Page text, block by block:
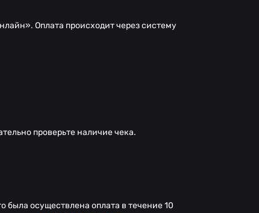
Оплата происходит через систему
проверьте наличие чека.
была осуществлена оплата в течение 10